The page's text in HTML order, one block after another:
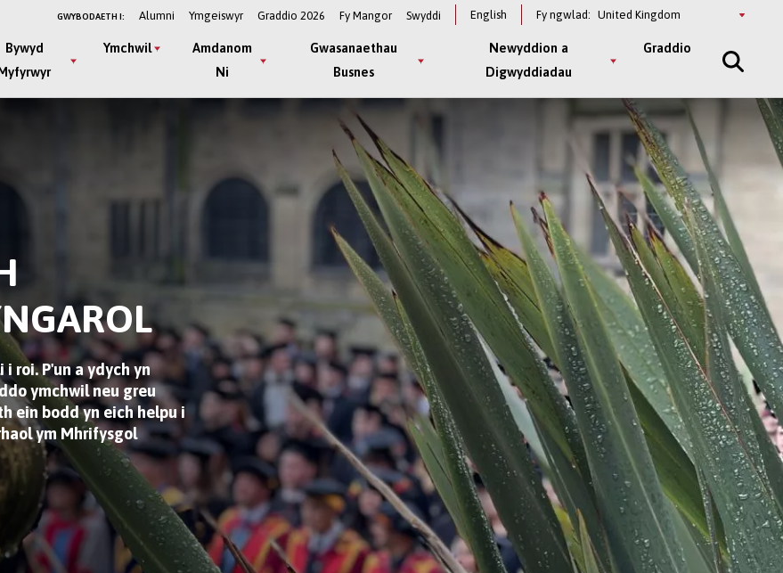
GWYBODAETH I: Alumni Ymgeiswyr Graddio 2026 Fy Mangor Swyddi English Fy ngwlad: Select
Bywyd
Ymchwil
Amdanom
Ni
Gwasanaethau
Busnes
Newyddion a
Digwyddiadau
Graddio
i roi. P'un a ydych yn
ymchwil neu greu
ein bodd yn eich helpu i
ym Mhrifysgol